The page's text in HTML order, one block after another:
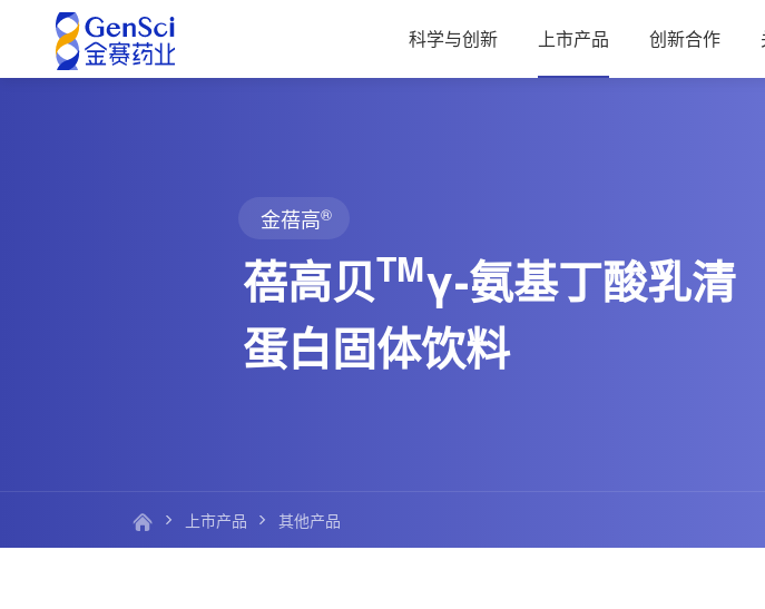
科学与创新 上市产品 创新合作
金蓓高®
蓓高贝TMγ-氨基丁酸乳清
蛋白固体饮料
上市产品 其他产品